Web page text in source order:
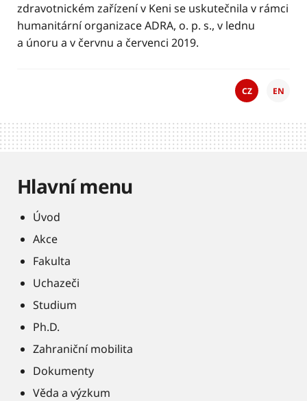
zdravotnickém zařízení v Keni se uskutečnila v rámci
humanitární organizace ADRA, o. p. s., v lednu
a únoru a v červnu a červenci 2019.
CZ EN
Hlavní menu
Úvod
Akce
Fakulta
Uchazeči
Studium
Ph.D.
Zahraniční mobilita
Dokumenty
Věda a výzkum